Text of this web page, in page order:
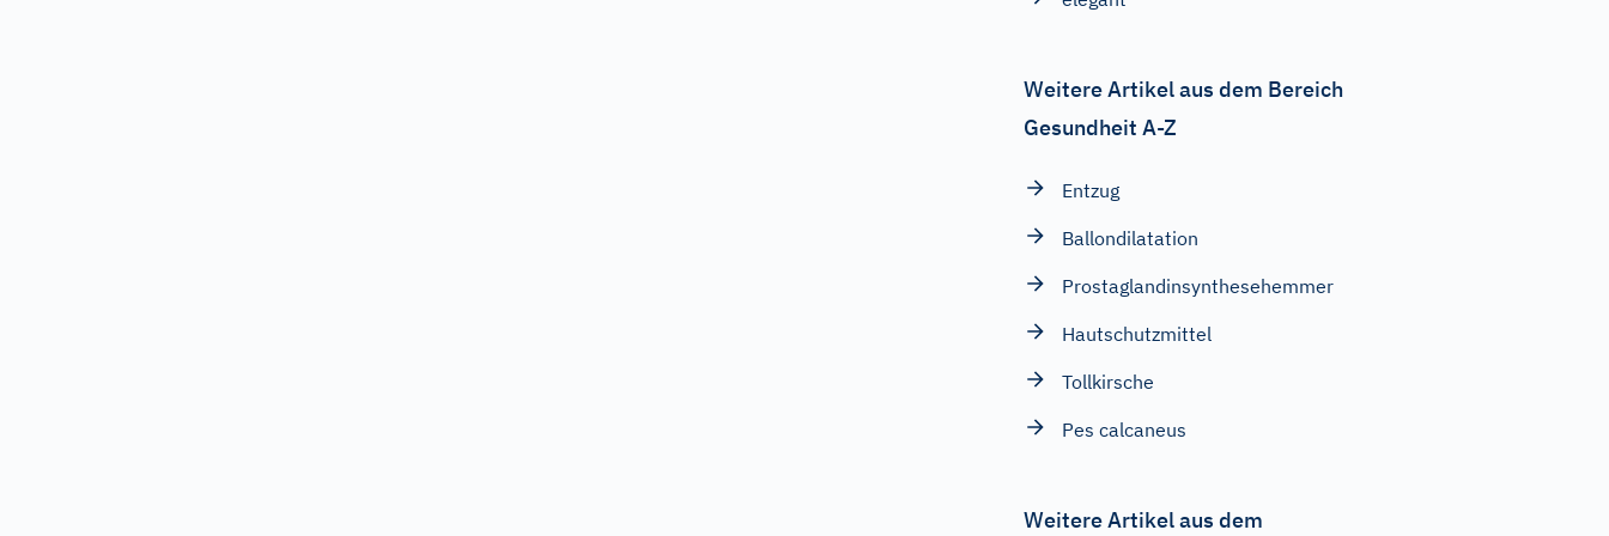
Weitere Artikel aus dem Bereich
Gesundheit A-Z
Entzug
Ballondilatation
Prostaglandinsynthesehemmer
Hautschutzmittel
Tollkirsche
Pes calcaneus
Weitere Artikel aus dem